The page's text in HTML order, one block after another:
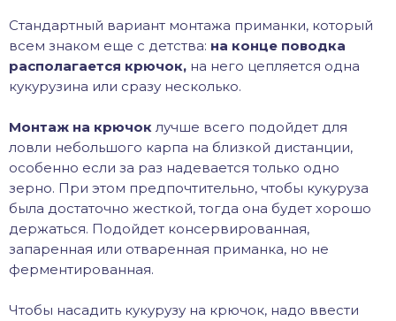
Стандартный вариант монтажа приманки, который
всем знаком еще с детства: на конце поводка
располагается крючок, на него цепляется одна
кукурузина или сразу несколько.
Монтаж на крючок лучше всего подойдет для
ловли небольшого карпа на близкой дистанции,
особенно если за раз надевается только одно
зерно. При этом предпочтительно, чтобы кукуруза
была достаточно жесткой, тогда она будет хорошо
держаться. Подойдет консервированная,
запаренная или отваренная приманка, но не
ферментированная.
Чтобы насадить кукурузу на крючок, надо ввести